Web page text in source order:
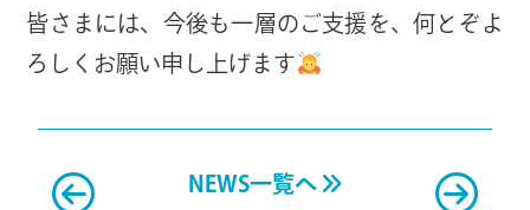
皆さまには、今後も一層のご支援を、何とぞよ
ろしくお願い申し上げます
NEWS一覧へ